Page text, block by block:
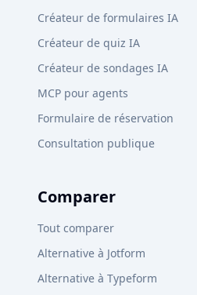
Créateur de formulaires IA
Créateur de quiz IA
Créateur de sondages IA
MCP pour agents
Formulaire de réservation
Consultation publique
Comparer
Tout comparer
Alternative à Jotform
Alternative à Typeform